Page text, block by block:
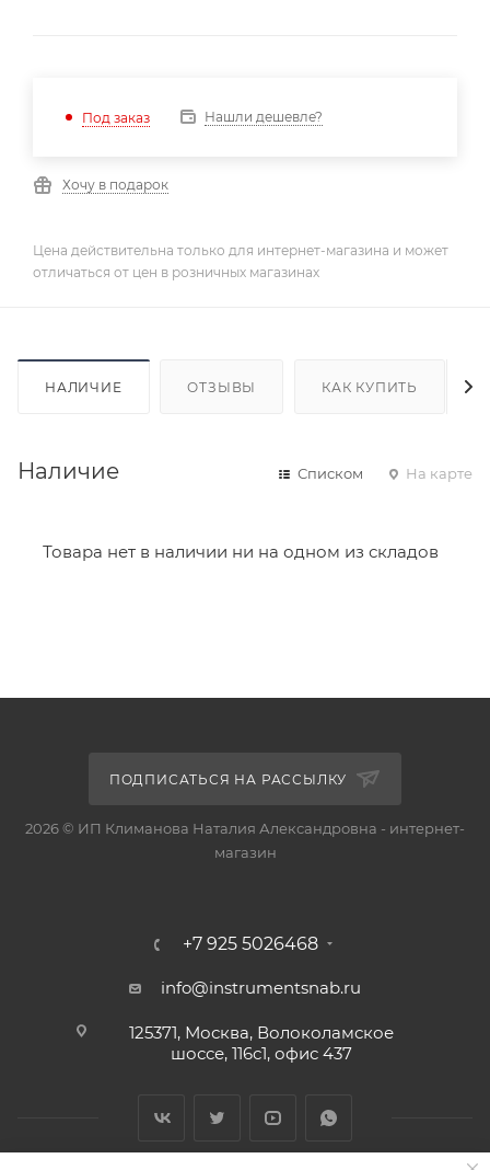
Под заказ Нашли дешевле?
Хочу в подарок
Цена действительна только для интернет-магазина и может
отличаться от цен в розничных магазинах
НАЛИЧИЕ ОТЗЫВЫ КАК КУПИТЬ
Наличие Списком На карте
Товара нет в наличии ни на одном из складов
ПОДПИСАТЬСЯ НА РАССЫЛКУ
2026 © ИП Климанова Наталия Александровна - интернет-
магазин
+7 925 5026468
info@instrumentsnab.ru
125371, Москва, Волоколамское
шоссе, 116с1, офис 437